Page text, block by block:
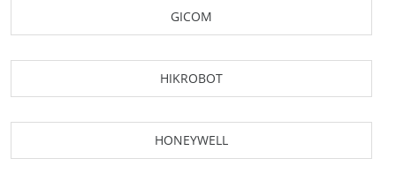
GICOM
HIKROBOT
HONEYWELL